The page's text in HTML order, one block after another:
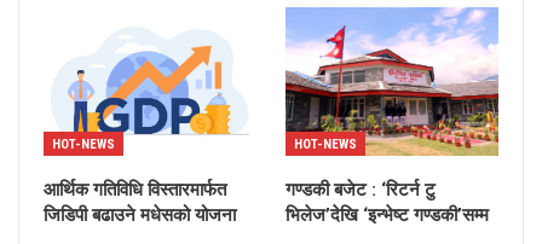
HOT-NEWS
आर्थिक गतिविधि विस्तारमार्फत
जिडिपी बढाउने मधेसको योजना
HOT-NEWS
गण्डकी बजेट : ‘रिटर्न टु
भिलेज’देखि ‘इन्भेष्ट गण्डकी’सम्म